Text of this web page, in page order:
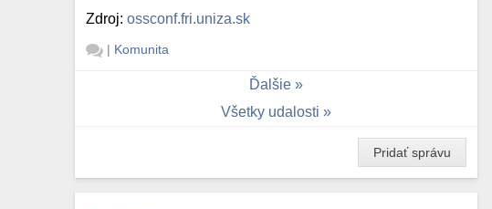
Zdroj:ossconf.fri.uniza.sk
| Komunita
Ďalšie
Všetky udalosti
Pridať správu